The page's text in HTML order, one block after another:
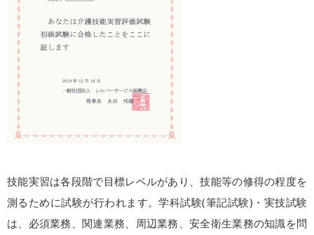
技能実習は各段階で目標レベルがあり、技能等の修得の程度を
測るために試験が行われます。学科試験(筆記試験)・実技試験
は、必須業務、関連業務、周辺業務、安全衛生業務の知識を問